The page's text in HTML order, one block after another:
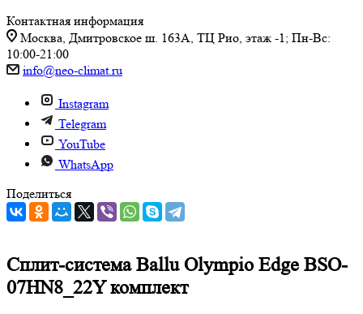
Контактная информация
Москва, Дмитровское ш. 163А, ТЦ Рио, этаж -1; Пн-Вс:
10:00-21:00
info@neo-climat.ru
Instagram
Telegram
YouTube
WhatsApp
Поделиться
Сплит-система Ballu Olympio Edge BSO-
07HN8_22Y комплект